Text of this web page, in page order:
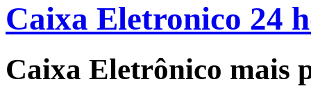
Caixa Eletronico 24
Caixa Eletrônico mais